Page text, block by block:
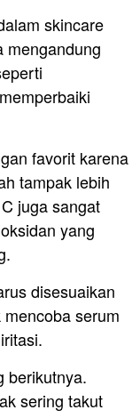
skincare
mengandung
favorit karena
tampak lebih
juga sangat
yang
disesuaikan
serum
berikutnya.
sering takut